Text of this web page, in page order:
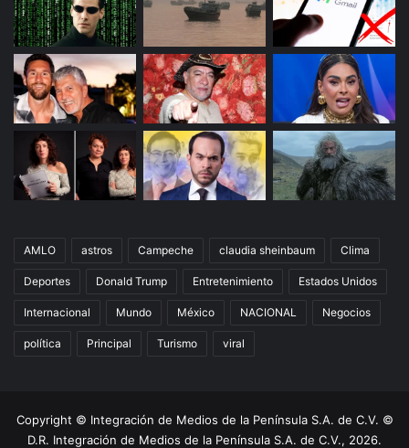
AMLO astros Campeche claudia sheinbaum Clima
Deportes Donald Trump Entretenimiento Estados Unidos
Internacional Mundo México NACIONAL Negocios
política Principal Turismo viral
Copyright © Integración de Medios de la Península S.A. de C.V. ©
D.R. Integración de Medios de la Península S.A. de C.V., 2026.